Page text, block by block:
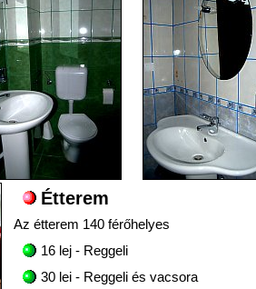
Étterem
Az étterem 140 férőhelyes
16 lej - Reggeli
30 lei - Reggeli és vacsora